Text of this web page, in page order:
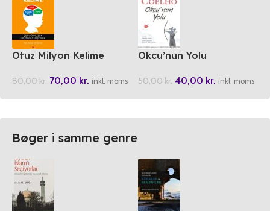
Otuz Milyon Kelime
80,00kr. 70,00 kr. inkl. moms
Okcu’nun Yolu
50,00kr. 40,00 kr. inkl. moms
Bøger i samme genre